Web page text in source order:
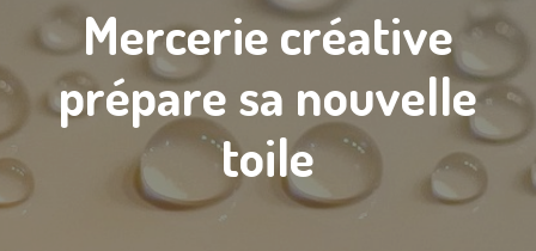
Mercerie créative
prépare sa nouvelle
toile